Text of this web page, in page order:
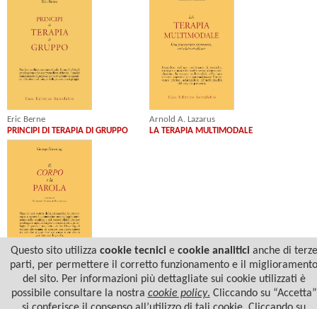
Eric Berne
PRINCIPI DI TERAPIA DI GRUPPO
Arnold A. Lazarus
LA TERAPIA MULTIMODALE
George Downing
IL CORPO E LA PAROLA
Questo sito utilizza cookie tecnicie cookie analiticianche di terze
parti, per permettere il corretto funzionamento e il miglioramento
del sito. Per informazioni più dettagliate sui cookie utilizzati è
possibile consultare la nostra cookie policy. Cliccando su “Accetta”